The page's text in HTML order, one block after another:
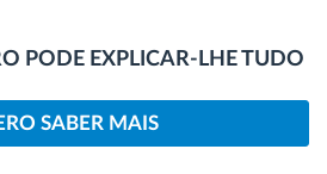
PODE EXPLICAR-LHE TUDO
SABER MAIS